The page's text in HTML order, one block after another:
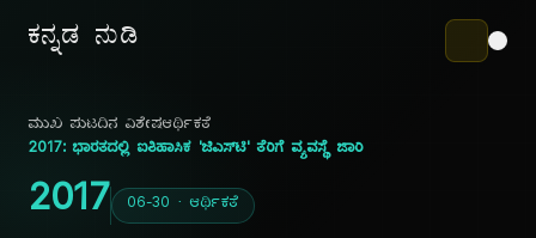
ಕನ್ನಡ ನುಡಿ
ಮುಖ ಪುಟದಿನ ವಿಶೇಷಆರ್ಥಿಕತೆ
2017: ಭಾರತದಲ್ಲಿ ಐತಿಹಾಸಿಕ 'ಜಿಎಸ್‌ಟಿ' ತೆರಿಗೆ ವ್ಯವಸ್ಥೆ ಜಾರಿ
2017 06-30 · ಆರ್ಥಿಕತೆ